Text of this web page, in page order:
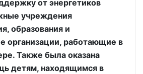
от энергетиков
учреждения
образования и
организации, работающие в
Также была оказана
детям, находящимся в